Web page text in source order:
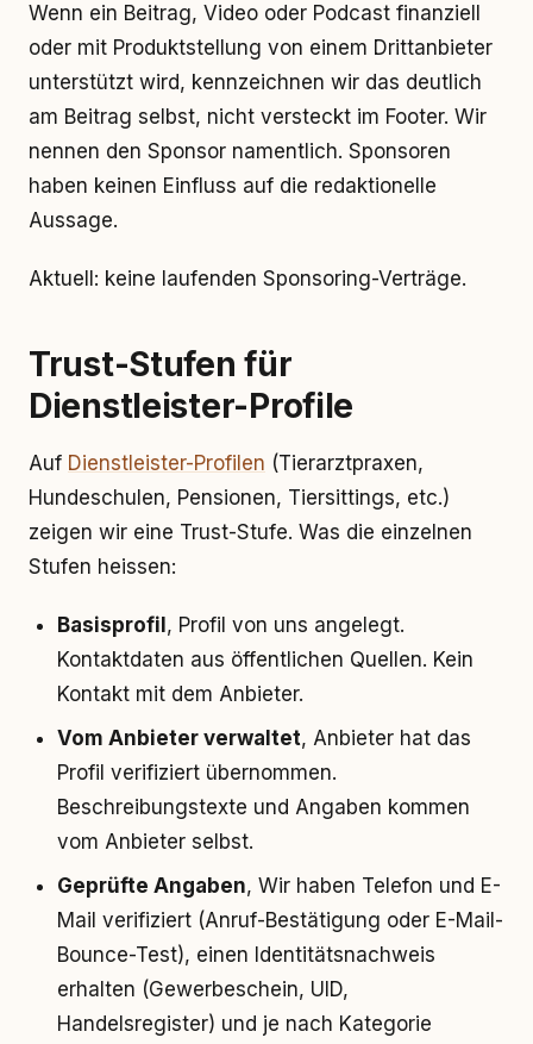
Wenn ein Beitrag, Video oder Podcast finanziell
oder mit Produktstellung von einem Drittanbieter
unterstützt wird, kennzeichnen wir das deutlich
am Beitrag selbst, nicht versteckt im Footer. Wir
nennen den Sponsor namentlich. Sponsoren
haben keinen Einfluss auf die redaktionelle
Aussage.
Aktuell: keine laufenden Sponsoring-Verträge.
Trust-Stufen für
Dienstleister-Profile
Auf Dienstleister-Profilen (Tierarztpraxen,
Hundeschulen, Pensionen, Tiersittings, etc.)
zeigen wir eine Trust-Stufe. Was die einzelnen
Stufen heissen:
Basisprofil , Profil von uns angelegt.
Kontaktdaten aus öffentlichen Quellen. Kein
Kontakt mit dem Anbieter.
Vom Anbieter verwaltet, Anbieter hat das
Profil verifiziert übernommen.
Beschreibungstexte und Angaben kommen
vom Anbieter selbst.
Geprüfte Angaben, Wir haben Telefon und E-
Mail verifiziert (Anruf-Bestätigung oder E-Mail-
Bounce-Test), einen Identitätsnachweis
erhalten (Gewerbeschein, UID,
Handelsregister) und je nach Kategorie